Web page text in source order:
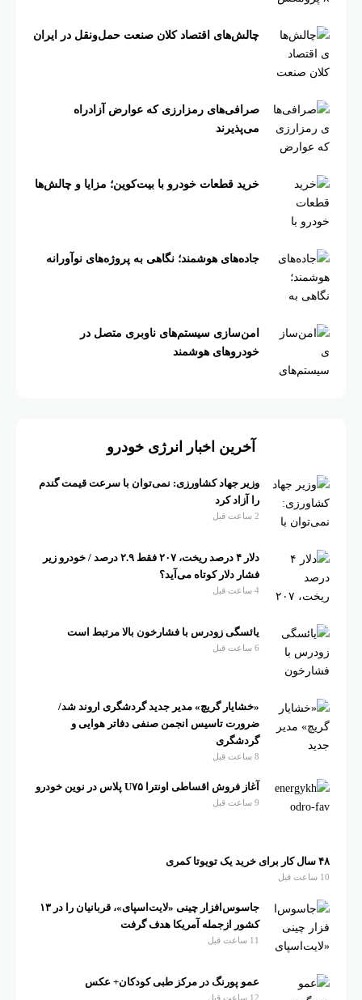
چالش‌های اقتصاد کلان صنعت حمل‌ونقل در ایران
صرافی‌های رمزارزی که عوارض آزادراه
می‌پذیرند
خرید قطعات خودرو با بیت‌کوین؛ مزایا و چالش‌ها
جاده‌های هوشمند؛ نگاهی به پروژه‌های نوآورانه
امن‌سازی سیستم‌های ناوبری متصل در
خودروهای هوشمند
آخرین اخبار انرژی خودرو
وزیر جهاد کشاورزی: نمی‌توان با سرعت قیمت گندم
را آزاد کرد
2 ساعت قبل
دلار ۴ درصد ریخت، ۲۰۷ فقط ۲.۹ درصد / خودرو زیر
فشار دلار کوتاه می‌آید؟
4 ساعت قبل
یائسگی زودرس با فشارخون بالا مرتبط است
6 ساعت قبل
«خشایار گریچ» مدیر جدید گردشگری اروند شد/
ضرورت تاسیس انجمن صنفی دفاتر هوایی و
گردشگری
8 ساعت قبل
آغاز فروش اقساطی اونترا U۷۵ پلاس در نوین خودرو
9 ساعت قبل
۴۸ سال کار برای خرید یک تویوتا کمری
10 ساعت قبل
جاسوس‌افزار چینی «لایت‌اسپای»، قربانیان را در ۱۳
کشور ازجمله آمریکا هدف گرفت
11 ساعت قبل
عمو پورنگ در مرکز طبی کودکان+ عکس
12 ساعت قبل